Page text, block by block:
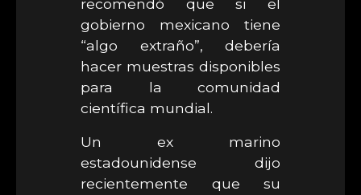
recomendó que si el
gobierno mexicano tiene
“algo extraño”, debería
hacer muestras disponibles
para la comunidad
científica mundial.
Un ex marino
estadounidense dijo
recientemente que su